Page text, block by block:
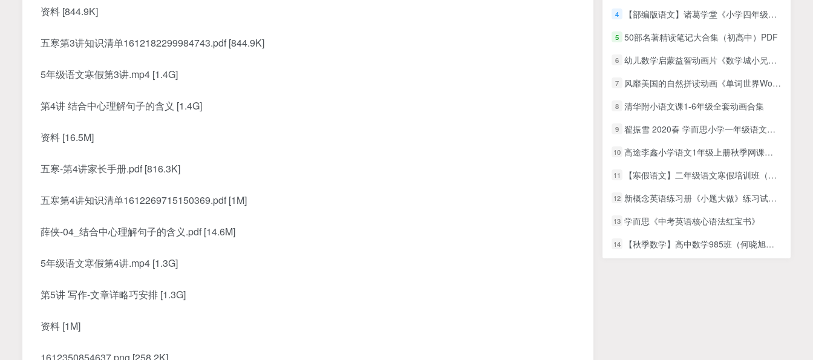
资料 [844.9K]
五寒第3讲知识清单1612182299984743.pdf [844.9K]
5年级语文寒假第3讲.mp4 [1.4G]
第4讲 结合中心理解句子的含义 [1.4G]
资料 [16.5M]
五寒-第4讲家长手册.pdf [816.3K]
五寒第4讲知识清单1612269715150369.pdf [1M]
薛侠-04_结合中心理解句子的含义.pdf [14.6M]
5年级语文寒假第4讲.mp4 [1.3G]
第5讲 写作-文章详略巧安排 [1.3G]
资料 [1M]
4 【部编版语文】诸葛学堂《小学四年级课程同步讲解视频+基础扩展课》MP4视频+试卷PDF
5 50部名著精读笔记大合集（初高中）PDF
6 幼儿数学启蒙益智动画片《数学城小兄妹Team Umizoomi》中文版第1-4季共80集
7 风靡美国的自然拼读动画《单词世界Word World》1-3季动画视频
8 清华附小语文课1-6年级全套动画合集
9 翟振雪 2020春 学而思小学一年级语文春季班 16讲MP4视频课程+PDF讲义，百度网盘下载
10 高途李鑫小学语文1年级上册秋季网课视频
11 【寒假语文】二年级语文寒假培训班（勤思在线-徐铭颖）
12 新概念英语练习册《小题大做》练习试题卷 全四册 PDF打印版~国内外历年考试真题汇编而成！
13 学而思《中考英语核心语法红宝书》
14 【秋季数学】高中数学985班（何晓旭）名师讲座